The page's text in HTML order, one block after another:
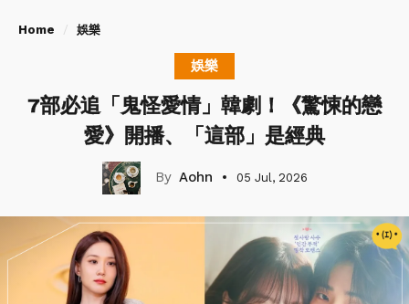
Home 娛樂
娛樂
7部必追「鬼怪愛情」韓劇！《驚悚的戀
愛》開播、「這部」是經典
Aohn 05 Jul, 2026